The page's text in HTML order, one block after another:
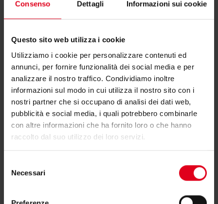
Consenso Dettagli Informazioni sui cookie
Questo sito web utilizza i cookie
Utilizziamo i cookie per personalizzare contenuti ed
annunci, per fornire funzionalità dei social media e per
analizzare il nostro traffico. Condividiamo inoltre
informazioni sul modo in cui utilizza il nostro sito con i
nostri partner che si occupano di analisi dei dati web,
pubblicità e social media, i quali potrebbero combinarle
con altre informazioni che ha fornito loro o che hanno
raccolto dal suo utilizzo dei loro servizi.
delNecessari
campo compreso nell’interval-o di 25÷400 kPa
o meno di attuatori. La valvola controlla e
mantiene costante la pressione differenziale P2-
P3 attraverso il movimento del pistone, risultante
dalla forza generata dalla differenza di pressio-
ne e dalla molla di contrasto interna). Se la
differenza di pressione Δp sulla valvola P1-P3
aumenta, il pistone sale e stringe il passaggio del
fluido per mantenere invariato P2-P3; in queste
dato che diminuisce il coefficiente di flusso Kv